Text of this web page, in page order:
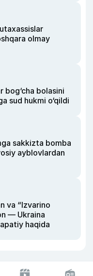
olmay
bog‘cha bolasini
sud hukmi o‘qildi
sakkizta bomba
ayblovlardan
va “Izvarino
— Ukraina
haqida